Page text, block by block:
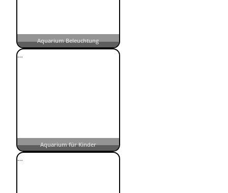
Aquarium Beleuchtung
Aquarium für Kinder
…
…